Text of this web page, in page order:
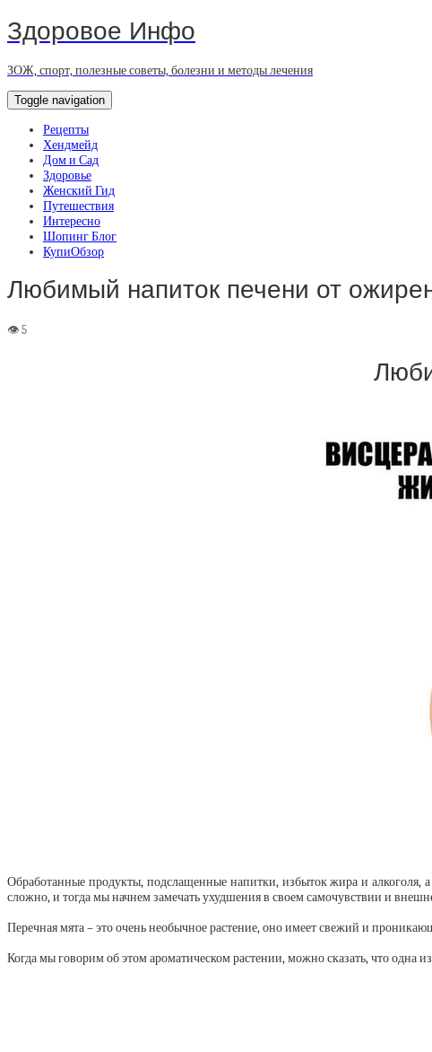
Здоровое Инфо
ЗОЖ, спорт, полезные советы, болезни и методы лечения
Toggle navigation
Рецепты
Хендмейд
Дом и Сад
Здоровье
Женский Гид
Путешествия
Интересно
Шопинг Блог
КупиОбзор
Любимый напиток печени от
Обработанные продукты, подслащенные напитки, избыток жира и алкоголя,
сложно, и тогда мы начнем замечать ухудшения в своем самочувствии и
Перечная мята – это очень необычное растение, оно имеет свежий и
Когда мы говорим об этом ароматическом растении, можно сказать, что одна